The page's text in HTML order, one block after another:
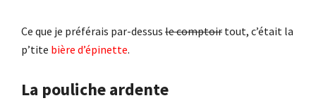
Ce que je préférais par-dessus le comptoir tout, c’était la
p’tite bière d’épinette.
La pouliche ardente